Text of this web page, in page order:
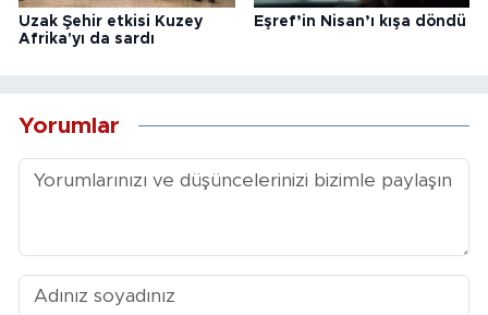
Uzak Şehir etkisi Kuzey
Afrika'yı da sardı
Eşref’in Nisan’ı kışa döndü
Yorumlar